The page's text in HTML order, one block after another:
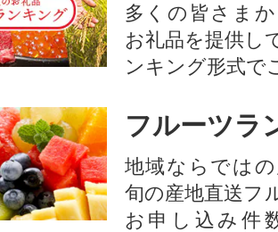
多くの皆さま
お礼品を提供し
ンキング形式で
フルーツラ
地域ならでは
旬の産地直送フ
お申し込み件